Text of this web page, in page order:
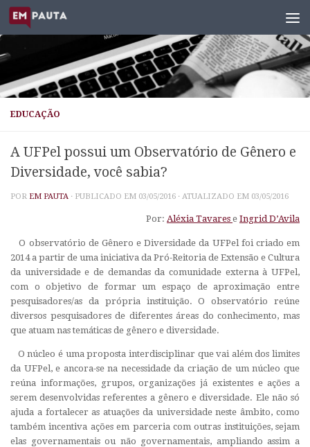
Skip to content
EDUCAÇÃO
A UFPel possui um Observatório de Gênero e
Diversidade, você sabia?
POR EM PAUTA · PUBLICADO EM 03/05/2016 · ATUALIZADO EM 03/05/2016
Por: Aléxia Tavares e Ingrid D’Avila
O observatório de Gênero e Diversidade da UFPel foi criado em
2014 a partir de uma iniciativa da Pró-Reitoria de Extensão e Cultura
da universidade e de demandas da comunidade externa à UFPel,
com o objetivo de formar um espaço de aproximação entre
pesquisadores/as da própria instituição. O observatório reúne
diversos pesquisadores de diferentes áreas do conhecimento, mas
que atuam nas temáticas de gênero e diversidade.
O núcleo é uma proposta interdisciplinar que vai além dos limites
da UFPel, e ancora-se na necessidade da criação de um núcleo que
reúna informações, grupos, organizações já existentes e ações a
serem desenvolvidas referentes a gênero e diversidade. Ele não só
ajuda a fortalecer as atuações da universidade neste âmbito, como
também incentiva ações em parceria com outras instituições, sejam
elas governamentais ou não governamentais, ampliando assim a